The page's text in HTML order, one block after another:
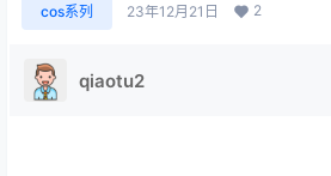
cos系列 23年12月21日 2
qiaotu2